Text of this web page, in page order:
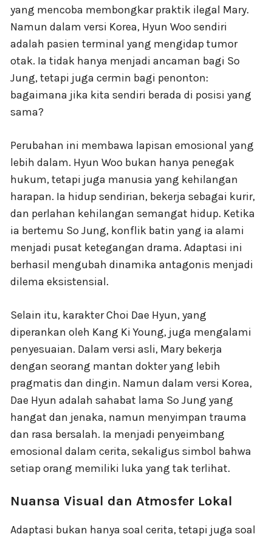
yang mencoba membongkar praktik ilegal Mary.
Namun dalam versi Korea, Hyun Woo sendiri
adalah pasien terminal yang mengidap tumor
otak. Ia tidak hanya menjadi ancaman bagi So
Jung, tetapi juga cermin bagi penonton:
bagaimana jika kita sendiri berada di posisi yang
sama?
Perubahan ini membawa lapisan emosional yang
lebih dalam. Hyun Woo bukan hanya penegak
hukum, tetapi juga manusia yang kehilangan
harapan. Ia hidup sendirian, bekerja sebagai kurir,
dan perlahan kehilangan semangat hidup. Ketika
ia bertemu So Jung, konflik batin yang ia alami
menjadi pusat ketegangan drama. Adaptasi ini
berhasil mengubah dinamika antagonis menjadi
dilema eksistensial.
Selain itu, karakter Choi Dae Hyun, yang
diperankan oleh Kang Ki Young, juga mengalami
penyesuaian. Dalam versi asli, Mary bekerja
dengan seorang mantan dokter yang lebih
pragmatis dan dingin. Namun dalam versi Korea,
Dae Hyun adalah sahabat lama So Jung yang
hangat dan jenaka, namun menyimpan trauma
dan rasa bersalah. Ia menjadi penyeimbang
emosional dalam cerita, sekaligus simbol bahwa
setiap orang memiliki luka yang tak terlihat.
Nuansa Visual dan Atmosfer Lokal
Adaptasi bukan hanya soal cerita, tetapi juga soal